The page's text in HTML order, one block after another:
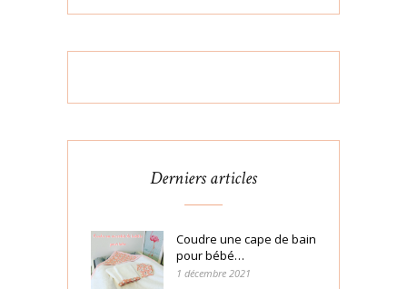
Derniers articles
Coudre une cape de bain
pour bébé…
1 décembre 2021